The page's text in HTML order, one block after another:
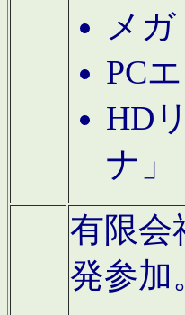
メ
PC
HD
ナ」
有限会
発参加